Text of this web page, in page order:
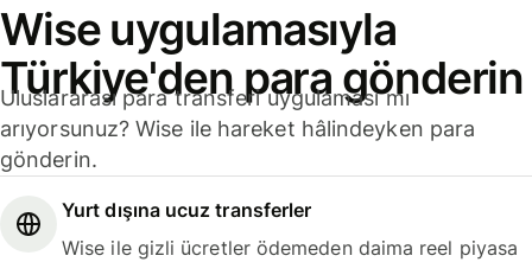
Wise uygulamasıyla
Türkiye'den para gönderin
Uluslararası para transferi uygulaması mı
arıyorsunuz? Wise ile hareket hâlindeyken para
gönderin.
Yurt dışına ucuz transferler
Wise ile gizli ücretler ödemeden daima reel piyasa